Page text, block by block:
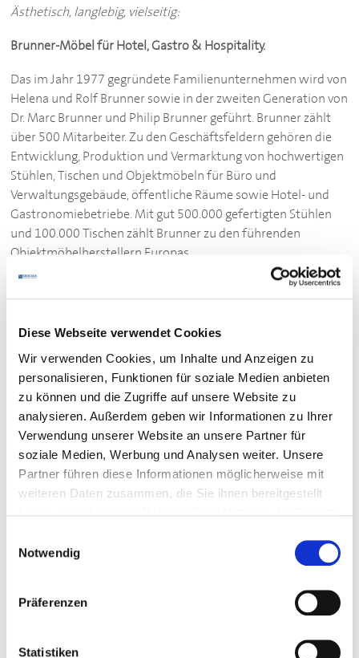
Diese Webseite verwendet Cookies
Wir verwenden Cookies, um Inhalte und Anzeigen zu
personalisieren, Funktionen für soziale Medien anbieten
zu können und die Zugriffe auf unsere Website zu
analysieren. Außerdem geben wir Informationen zu Ihrer
Verwendung unserer Website an unsere Partner für
soziale Medien, Werbung und Analysen weiter. Unsere
Partner führen diese Informationen möglicherweise mit
weiteren Daten zusammen, die Sie ihnen bereitgestellt
Notwendig
Präferenzen
Statistiken
Ästhetisch, langlebig, vielseitig:
Brunner-Möbel für Hotel, Gastro & Hospitality.
Das im Jahr 1977 gegründete Familienunternehmen wird von
Helena und Rolf Brunner sowie in der zweiten Generation von
Dr. Marc Brunner und Philip Brunner geführt. Brunner zählt
über 500 Mitarbeiter. Zu den Geschäftsfeldern gehören die
Entwicklung, Produktion und Vermarktung von hochwertigen
Stühlen, Tischen und Objektmöbeln für Büro und
Verwaltungsgebäude, öffentliche Räume sowie Hotel- und
Gastronomiebetriebe. Mit gut 500.000 gefertigten Stühlen
und 100.000 Tischen zählt Brunner zu den führenden
Objektmöbelherstellern Europas.
Brunner entwickelt und fertigt in eigener Produktion am
Firmenhauptsitz im badischen Rheinau; ein ausdrückliches
Gestaltungskompetenz sind das Markenzeichen von Brunner.
„Die Leidenschaft für ausgezeichnete Möbel, der Wille und die
Fähigkeit, das scheinbar Unmögliche für unsere Kunden
möglich zu machen, sind die Fundamente, auf denen das
Unternehmen von Beginn an aufbaut.“ Diese von den
Unternehmensgründern Helena und Rolf Brunner
formulierte Haltung gilt bis heute – und wird von Dr. Marc
www.brunner-group.com
Zur Imagebroschüre